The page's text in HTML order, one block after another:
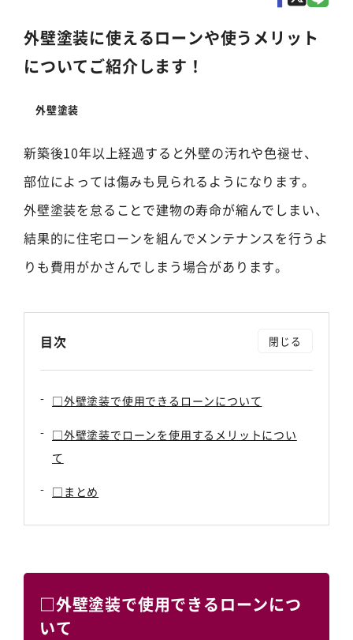
外壁塗装に使えるローンや使うメリット
についてご紹介します！
外壁塗装
新築後10年以上経過すると外壁の汚れや色褪せ、
部位によっては傷みも見られるようになります。
外壁塗装を怠ることで建物の寿命が縮んでしまい、
結果的に住宅ローンを組んでメンテナンスを行うよ
りも費用がかさんでしまう場合があります。
目次
□外壁塗装で使用できるローンについて
□外壁塗装でローンを使用するメリットについ
て
□まとめ
□外壁塗装で使用できるローンにつ
いて